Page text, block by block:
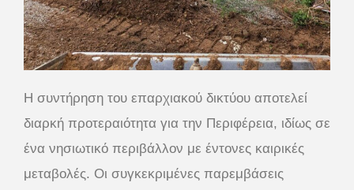
Η συντήρηση του επαρχιακού δικτύου αποτελεί
διαρκή προτεραιότητα για την Περιφέρεια, ιδίως σε
ένα νησιωτικό περιβάλλον με έντονες καιρικές
μεταβολές. Οι συγκεκριμένες παρεμβάσεις